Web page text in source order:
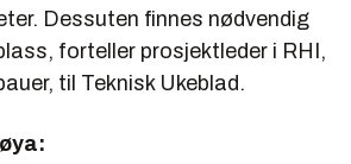
Dessuten finnes nødvendig
forteller prosjektleder i RHI,
til Teknisk Ukeblad.